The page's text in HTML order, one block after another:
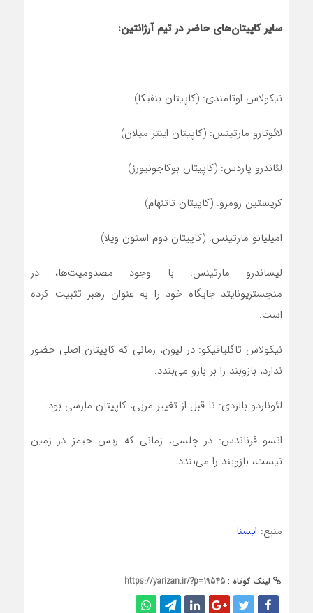
سایر کاپیتان‌های حاضر در تیم آرژانتین:
نیکولاس اوتامندی: (کاپیتان بنفیکا)
لائوتارو مارتینس: (کاپیتان اینتر میلان)
لئاندرو پاردس: (کاپیتان بوکاجونیورز)
کریستین رومرو: (کاپیتان تاتنهام)
امیلیانو مارتینس: (کاپیتان دوم استون ویلا)
لیساندرو مارتینس: با وجود مصدومیت‌ها، در
منچستریونایتد جایگاه خود را به عنوان رهبر تثبیت کرده
است.
نیکولاس تاگلیافیکو: در لیون، زمانی که کاپیتان اصلی حضور
ندارد، بازوبند را بر بازو می‌بندد.
لئوناردو بالردی: تا قبل از تغییر مربی، کاپیتان مارسی بود.
انسو فرناندس: در چلسی، زمانی که ریس جیمز در زمین
نیست، بازوبند را می‌بندد.
منبع: ایسنا
لینک کوتاه : https://yarizan.ir/?p=19545